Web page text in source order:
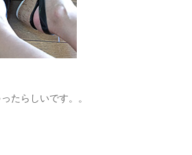
たらしいです。。